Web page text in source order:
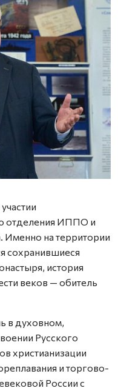
отделения ИППО и
Именно на территории
сохранившиеся
история
веков — обитель
в духовном,
Русского
христианизации
и торгово-
России с